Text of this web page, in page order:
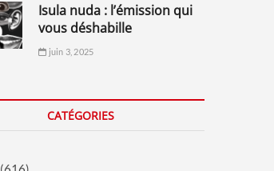
isula nuda : l’émission qui
vous déshabille
juin 3, 2025
CATÉGORIES